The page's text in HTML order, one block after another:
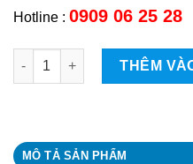
Hotline : 0909 06 25 28
Bánh dâu tây (T-break)
THÊM
MÔ TẢ SẢN PHẨM